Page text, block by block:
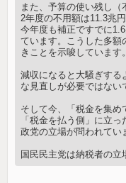
また、予算の使い残し
2年度の不用額は11.3兆
今年度も補正ですでに
ています。こうした多額
きことを示唆しています。
減収になると大騒ぎする
な見直しが必要ではない
そして今、「税金を集め
「税金を払う側」に立
政党の立場が問われてい
国民民主党は納税者の立